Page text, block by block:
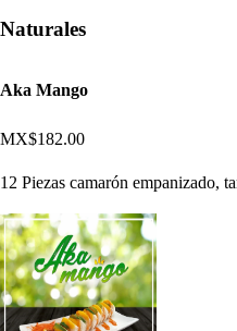
Naturales
Aka Mango
MX$182.00
12 Piezas camarón empanizado,